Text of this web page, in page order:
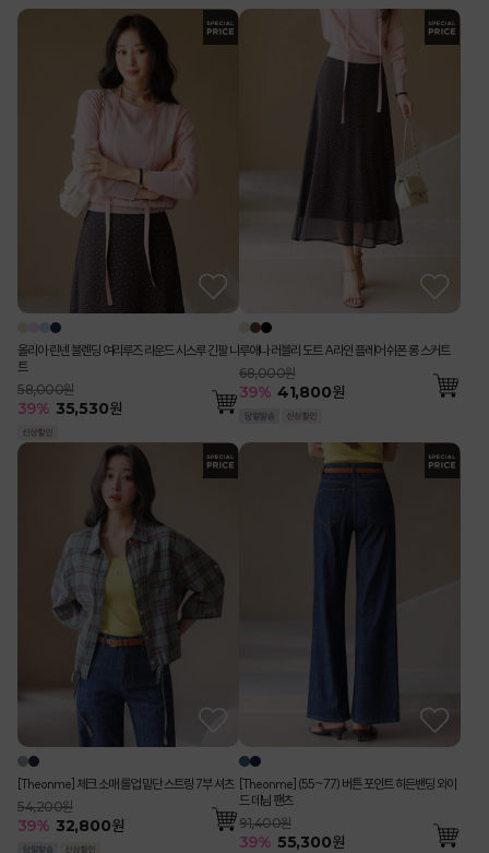
올리아 린넨 블렌딩 여리루즈 라운드 시스루 긴팔 니
트
58,000원
39% 35,530원
루애나 러블리 도트 A라인 플레어 쉬폰 롱 스커트
68,000원
39% 41,800원
[Theonme] 체크 소매 롤업 밑단 스트링 7부 셔츠
54,200원
39% 32,800원
[Theonme] (55~77) 버튼 포인트 히든밴딩 와이
드 데님 팬츠
91,400원
39% 55,300원